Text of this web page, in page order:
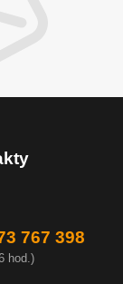
767 398
hod.)